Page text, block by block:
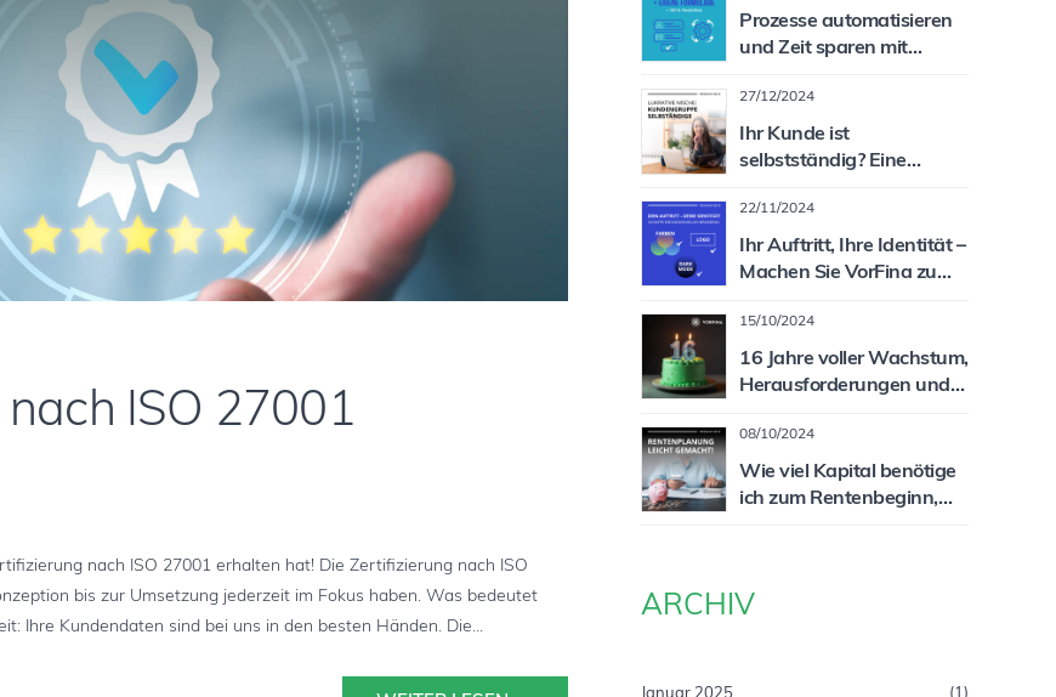
ISO 27001
nach ISO 27001 erhalten hat! Die Zertifizierung nach ISO
bis zur Umsetzung jederzeit im Fokus haben. Was bedeutet
Ihre Kundendaten sind bei uns in den besten Händen. Die...
Prozesse automatisieren
und Zeit sparen mit
Formularen
27/12/2024
Ihr Kunde ist
selbstständig? Eine
Zielgruppe für Sie als
Vermittler!
22/11/2024
Ihr Auftritt, Ihre Identität –
Machen Sie VorFina zu
15/10/2024
16 Jahre voller Wachstum,
Herausforderungen und
08/10/2024
Wie viel Kapital benötige
ich zum Rentenbeginn,
ARCHIV